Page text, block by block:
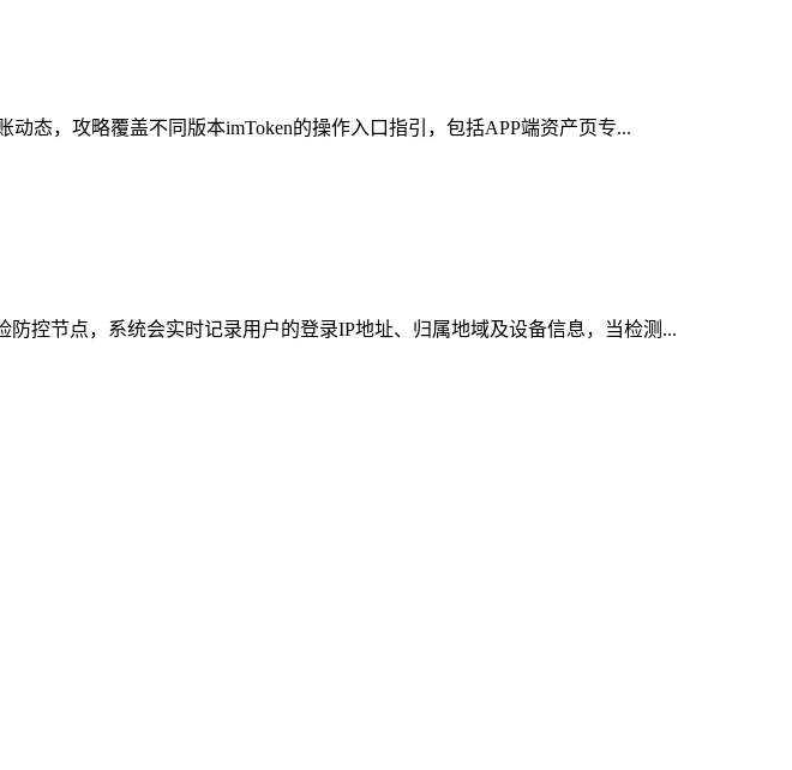
态，攻略覆盖不同版本imToken的操作入口指引，包括APP端资产页专...
控节点，系统会实时记录用户的登录IP地址、归属地域及设备信息，当检测...